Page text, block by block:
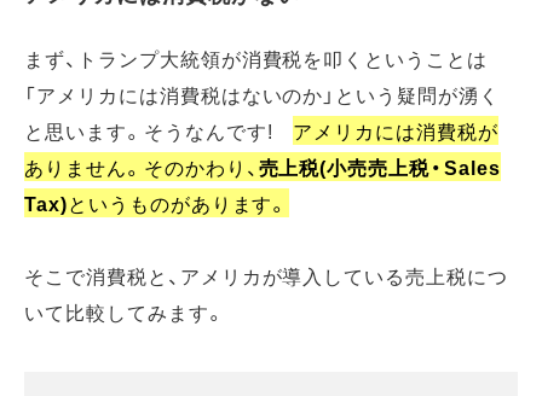
まず、トランプ大統領が消費税を叩くということは
「アメリカには消費税はないのか」という疑問が湧く
と思います。そうなんです! アメリカには消費税が
ありません。そのかわり、売上税(小売売上税・Sales
Tax)というものがあります。
そこで消費税と、アメリカが導入している売上税につ
いて比較してみます。